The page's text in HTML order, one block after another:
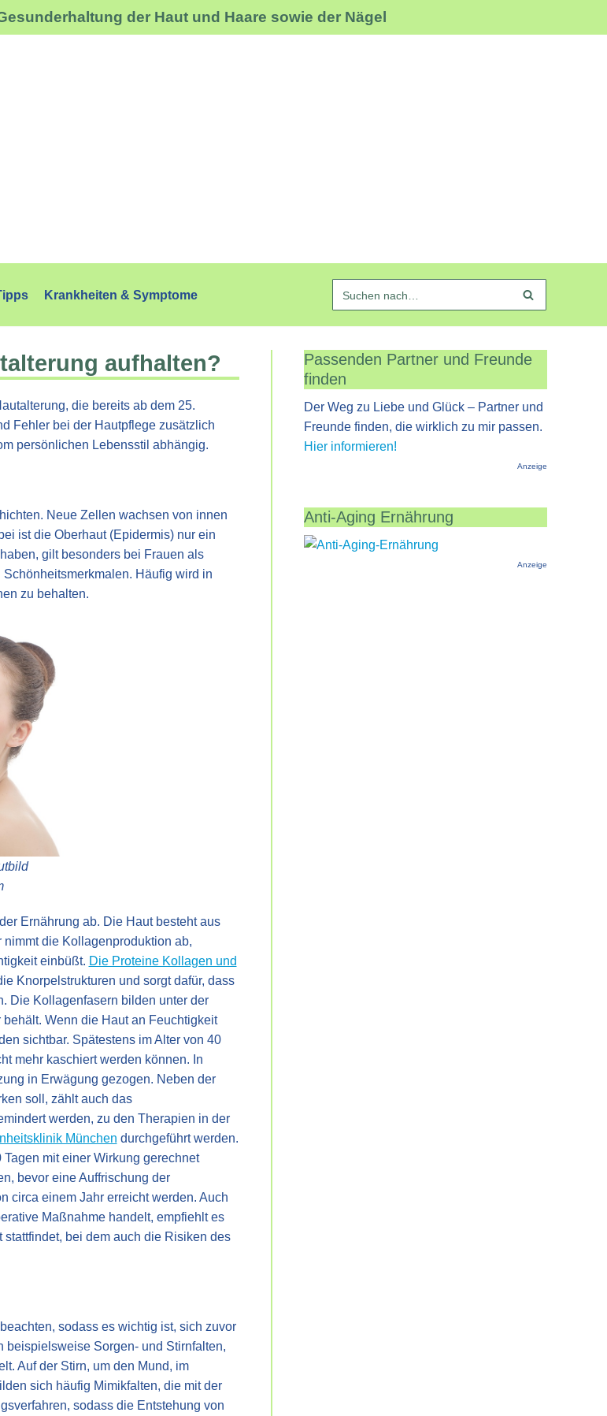
der Haut und Haare sowie der Nägel
Krankheiten & Symptome
aufhalten?
die bereits ab dem 25.
Fehler bei der Hautpflege zusätzlich
persönlichen Lebensstil abhängig.
Neue Zellen wachsen von innen
ist die Oberhaut (Epidermis) nur ein
haben, gilt besonders bei Frauen als
Häufig wird in
zu behalten.
Ernährung ab. Die Haut besteht aus
die Kollagenproduktion ab,
einbüßt. Die Proteine Kollagen und
Knorpelstrukturen und sorgt dafür, dass
Die Kollagenfasern bilden unter der
Wenn die Haut an Feuchtigkeit
sichtbar. Spätestens im Alter von 40
mehr kaschiert werden können. In
in Erwägung gezogen. Neben der
soll, zählt auch das
werden, zu den Therapien in der
München durchgeführt werden.
mit einer Wirkung gerechnet
bevor eine Auffrischung der
circa einem Jahr erreicht werden. Auch
Maßnahme handelt, empfiehlt es
bei dem auch die Risiken des
sodass es wichtig ist, sich zuvor
beispielsweise Sorgen- und Stirnfalten,
Auf der Stirn, um den Mund, im
sich häufig Mimikfalten, die mit der
sodass die Entstehung von
Passenden Partner und Freunde
finden
Der Weg zu Liebe und Glück – Partner und
Freunde finden, die wirklich zu mir passen.
Hier informieren!
Anzeige
Anti-Aging Ernährung
Anzeige